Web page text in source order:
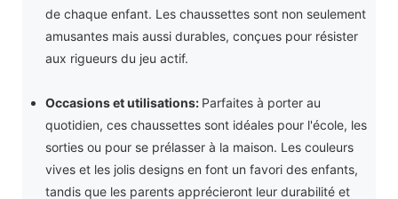
de chaque enfant. Les chaussettes sont non seulement
amusantes mais aussi durables, conçues pour résister
aux rigueurs du jeu actif.
Occasions et utilisations: Parfaites à porter au
quotidien, ces chaussettes sont idéales pour l'école, les
sorties ou pour se prélasser à la maison. Les couleurs
vives et les jolis designs en font un favori des enfants,
tandis que les parents apprécieront leur durabilité et